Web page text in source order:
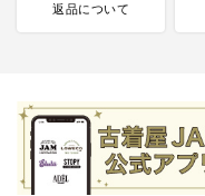
返品について